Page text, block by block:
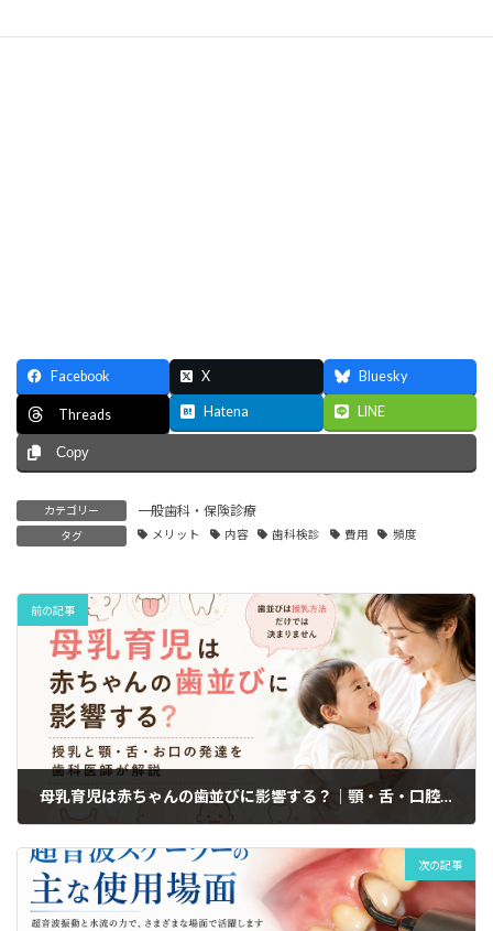
Facebook X Bluesky
Threads Hatena LINE
Copy
カテゴリー 一般歯科・保険診療
タグ メリット 内容 歯科検診 費用 頻度
前の記事
母乳育児は赤ちゃんの歯並びに影響する？｜顎・舌・口腔機能の発達
次の記事